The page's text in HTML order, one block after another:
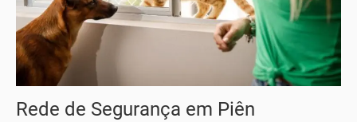
Rede de Segurança em Piên